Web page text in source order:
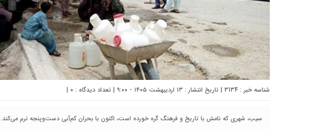
شناسه خبر : 3134 | تاریخ انتشار : ۱۳ اردیبهشت ۱۴۰۵ - ۹:۰۰ | تعداد دیدگاه : ۰ |
سیب، شهری که نامش با تاریخ و فرهنگ گره خورده است، اکنون با بحران کم‌آبی دست‌وپنجه نرم می‌کند.